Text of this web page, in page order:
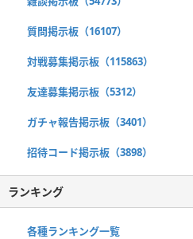
質問掲示板（16107）
対戦募集掲示板（115863）
友達募集掲示板（5312）
ガチャ報告掲示板（3401）
招待コード掲示板（3898）
ランキング
各種ランキング一覧